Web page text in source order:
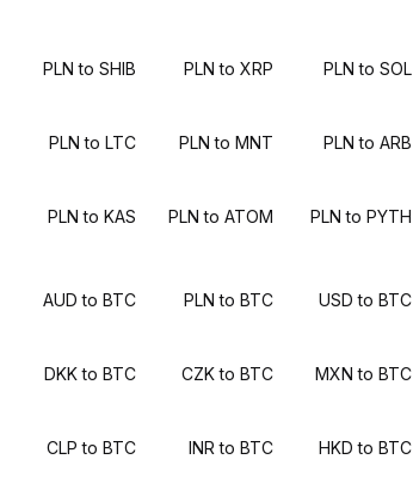
PLN to SOL
PLN to XRP
PLN to SHIB
PLN to ARB
PLN to MNT
PLN to LTC
PLN to PYTH
PLN to ATOM
PLN to KAS
USD to BTC
PLN to BTC
AUD to BTC
MXN to BTC
CZK to BTC
DKK to BTC
HKD to BTC
INR to BTC
CLP to BTC